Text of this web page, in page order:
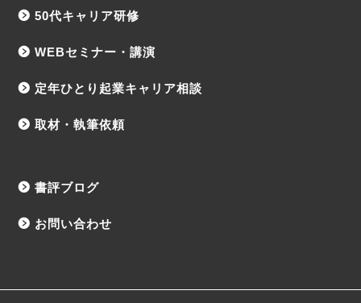
50代キャリア研修
WEBセミナー・講演
定年ひとり起業キャリア相談
取材・執筆依頼
書評ブログ
お問い合わせ